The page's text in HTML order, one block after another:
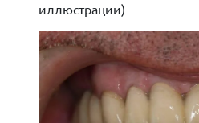
иллюстрации)